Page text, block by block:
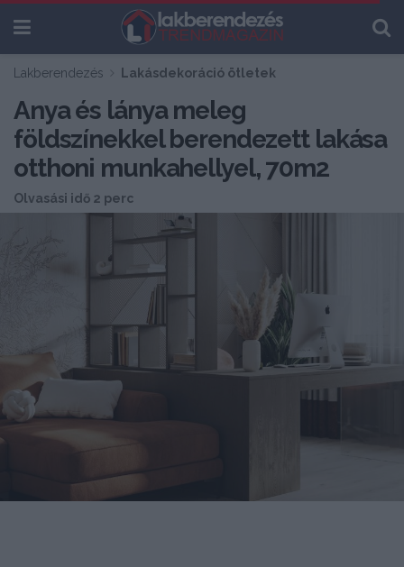
Lakberendezés Lakásdekoráció ötletek
Anya és lánya meleg
földszínekkel berendezett lakása
otthoni munkahellyel, 70m2
Olvasási idő 2 perc